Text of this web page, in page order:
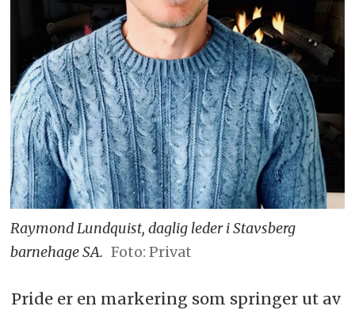
Raymond Lundquist, daglig leder i Stavsberg
barnehage SA. Foto: Privat
Pride er en markering som springer ut av